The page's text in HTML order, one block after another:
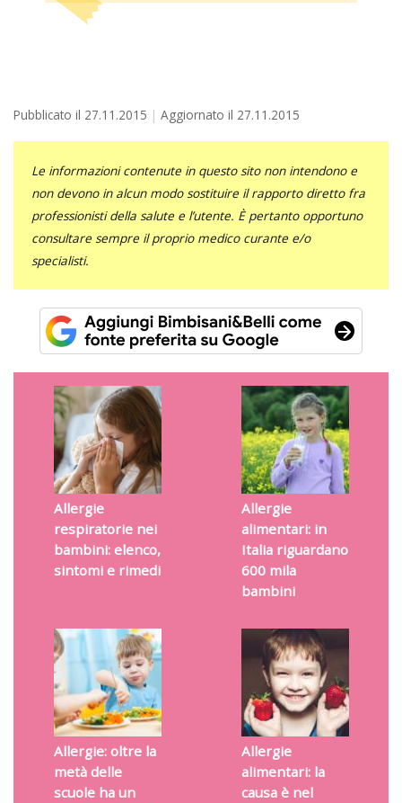
Pubblicato il 27.11.2015 Aggiornato il 27.11.2015
Le informazioni contenute in questo sito non intendono e
non devono in alcun modo sostituire il rapporto diretto fra
professionisti della salute e l’utente. È pertanto opportuno
consultare sempre il proprio medico curante e/o
specialisti.
Allergie
respiratorie nei
bambini: elenco,
sintomi e rimedi
Allergie
alimentari: in
Italia riguardano
600 mila
bambini
Allergie: oltre la
metà delle
scuole ha un
Allergie
alimentari: la
causa è nel